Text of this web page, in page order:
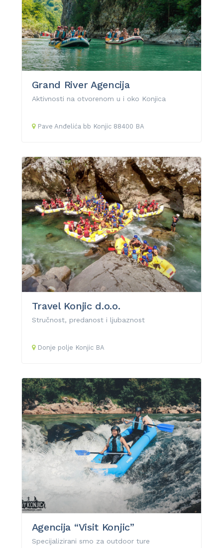
Grand River Agencija
Aktivnosti na otvorenom u i oko Konjica
Pave Anđelića bb Konjic 88400 BA
Travel Konjic d.o.o.
Stručnost, predanost i ljubaznost
Donje polje Konjic BA
Agencija “Visit Konjic”
Specijalizirani smo za outdoor ture